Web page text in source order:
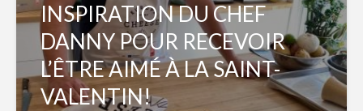
INSPIRATION DU CHEF
DANNY POUR RECEVOIR
L’ÊTRE AIMÉ À LA SAINT-
VALENTIN!